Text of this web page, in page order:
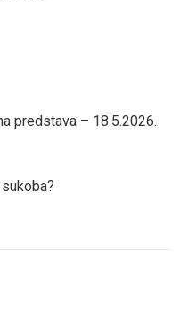
predstava – 18.5.2026.